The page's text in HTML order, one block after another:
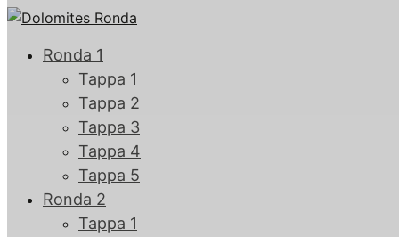
Ronda 1
Tappa 1
Tappa 2
Tappa 3
Tappa 4
Tappa 5
Ronda 2
Tappa 1